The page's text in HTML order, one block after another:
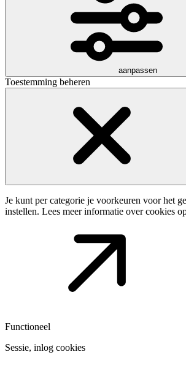
aanpassen
Toestemming beheren
Je kunt per categorie je voorkeuren voor het
instellen. Lees meer informatie over cookies
Functioneel
Sessie, inlog cookies